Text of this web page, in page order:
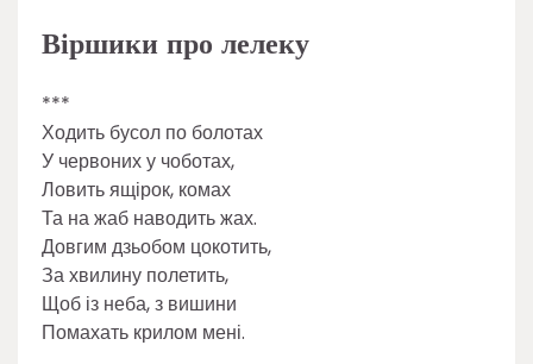
Віршики про лелеку
***
Ходить бусол по болотах
У червоних у чоботах,
Ловить ящірок, комах
Та на жаб наводить жах.
Довгим дзьобом цокотить,
За хвилину полетить,
Щоб із неба, з вишини
Помахать крилом мені.